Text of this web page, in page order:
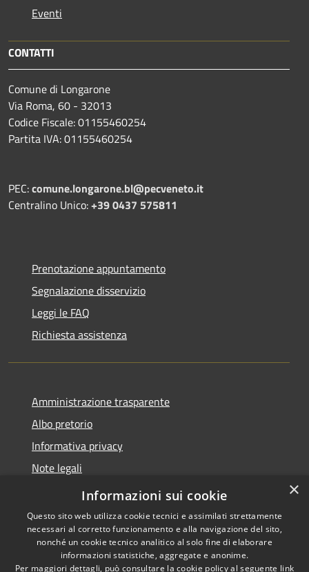
Eventi
CONTATTI
Comune di Longarone
Via Roma, 60 - 32013
Codice Fiscale: 01155460254
Partita IVA: 01155460254
PEC:comune.longarone.bl@pecveneto.it
Centralino Unico:+39 0437 575811
Prenotazione appuntamento
Segnalazione disservizio
Leggi le FAQ
Richiesta assistenza
Amministrazione trasparente
Albo pretorio
Informativa privacy
Note legali
Dichiarazione di accessibilità
Copyright © 2026 • Comune di
×
Informazioni sui cookie
Questo sito web utilizza cookie tecnici e assimilati strettamente
necessari al corretto funzionamento e alla navigazione del sito,
nonché un cookie tecnico analitico al solo fine di elaborare
informazioni statistiche, aggregate e anonime.
Per maggiori dettagli, può consultare la cookie policy al seguente link